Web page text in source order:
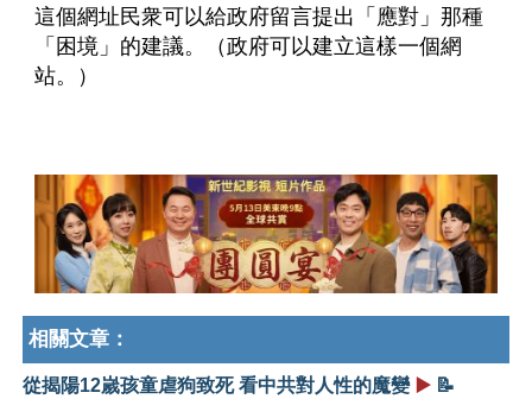
這個網址民衆可以給政府留言提出「應對」那種
「困境」的建議。（政府可以建立這樣一個網
站。）
相關文章：
從揭陽12嵗孩童虐狗致死 看中共對人性的魔變 ▶️ 📝